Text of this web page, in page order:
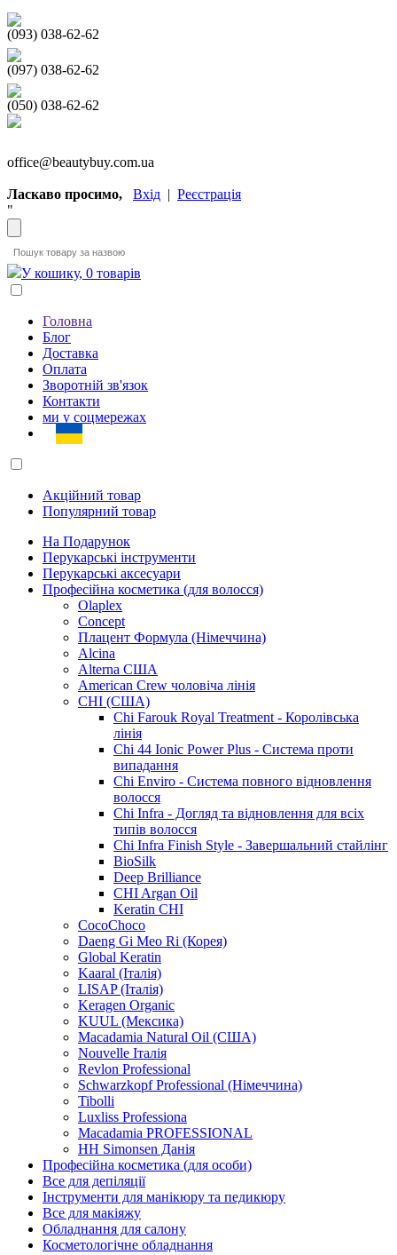
(093) 038-62-62
(097) 038-62-62
(050) 038-62-62
office@beautybuy.com.ua
Ласкаво просимо, Вхід | Реєстрація
"
У кошику, 0 товарів
Головна
Блог
Доставка
Оплата
Зворотній зв'язок
Контакти
ми у соцмережах
Акційний товар
Популярний товар
На Подарунок
Перукарські інструменти
Перукарські аксесуари
Професійна косметика (для волосся)
Olaplex
Concept
Плацент Формула (Німеччина)
Alcina
Alterna США
American Crew чоловіча лінія
CHI (США)
Chi Farouk Royal Treatment - Королівська
лінія
Chi 44 Ionic Power Plus - Система проти
випадання
Chi Enviro - Система повного відновлення
волосся
Chi Infra - Догляд та відновлення для всіх
типів волосся
Chi Infra Finish Style - Завершальний стайлінг
BioSilk
Deep Brilliance
CHI Argan Oil
Keratin CHI
CocoChoco
Daeng Gi Meo Ri (Корея)
Global Keratin
Kaaral (Італія)
LISAP (Італія)
Keragen Organic
KUUL (Мексика)
Macadamia Natural Oil (США)
Nouvelle Італія
Revlon Professional
Schwarzkopf Professional (Німеччина)
Tibolli
Luxliss Professiona
Macadamia PROFESSIONAL
HH Simonsen Данія
Професійна косметика (для особи)
Все для депіляції
Інструменти для манікюру та педикюру
Все для макіяжу
Обладнання для салону
Косметологічне обладнання